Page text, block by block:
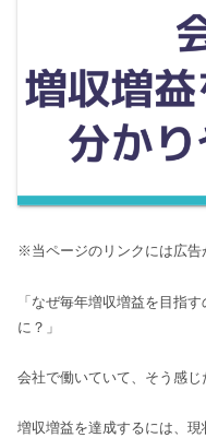
※当ページのリンクには広告
「なぜ毎年増収増益を目指
に？」
会社で働いていて、そう感じ
増収増益を達成するには、